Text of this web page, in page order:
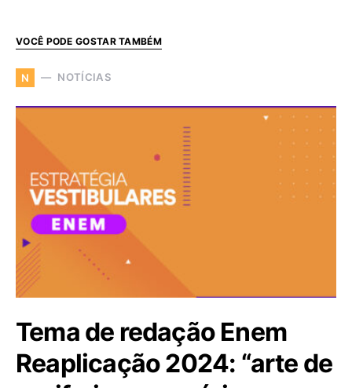
VOCÊ PODE GOSTAR TAMBÉM
N NOTÍCIAS
Tema de redação Enem
Reaplicação 2024: “arte de